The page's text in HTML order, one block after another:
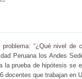
“¿Qué nivel
Peruana los Andes
prueba de hipótesis se
docentes que trabajan en